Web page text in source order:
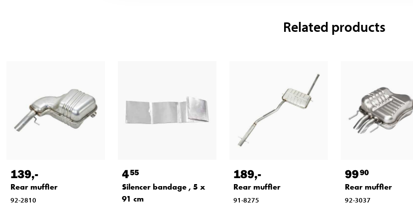
Related products
139,-
Rear muffler
92-2810
455
Silencer bandage , 5 x
91 cm
189,-
Rear muffler
91-8275
9990
Rear muffler
92-3037